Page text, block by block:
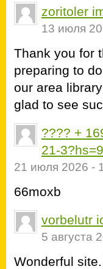
zoritoler
13 июля
Thank you for
preparing to
our area
glad to see
???? +
21-
21 июля 2026 -
66moxb
vorbelutr
5 августа
Wonderful